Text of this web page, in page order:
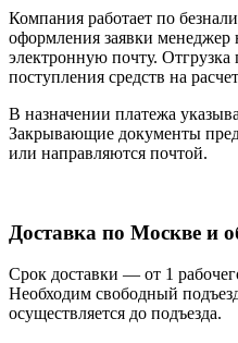
Компания работает по
оформления заявки менеджер
электронную почту. Отгрузка
поступления средств на
В назначении платежа
Закрывающие документы
или направляются почтой.
Доставка по Москве и
Срок доставки — от 1
Необходим свободный
осуществляется до подъезда.